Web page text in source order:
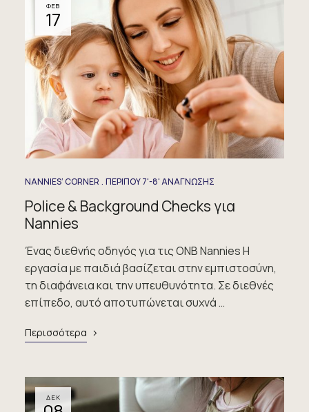
ΦΕΒ
17
NANNIES’ CORNER ΠΕΡΙΠΟΥ 7'-8' ΑΝΑΓΝΩΣΗΣ
Police & Background Checks για
Nannies
Ένας διεθνής οδηγός για τις ONB Nannies Η
εργασία με παιδιά βασίζεται στην εμπιστοσύνη,
τη διαφάνεια και την υπευθυνότητα. Σε διεθνές
επίπεδο, αυτό αποτυπώνεται συχνά …
Περισσότερα
ΔΕΚ